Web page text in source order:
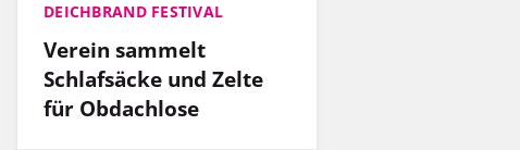
DEICHBRAND FESTIVAL
Verein sammelt
Schlafsäcke und Zelte
für Obdachlose